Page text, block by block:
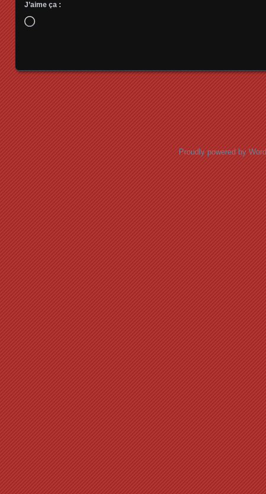
J’aime ça :
Chargement…
Proudly powered by